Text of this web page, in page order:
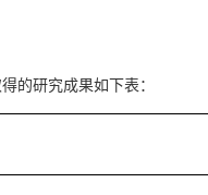
的研究成果如下表：